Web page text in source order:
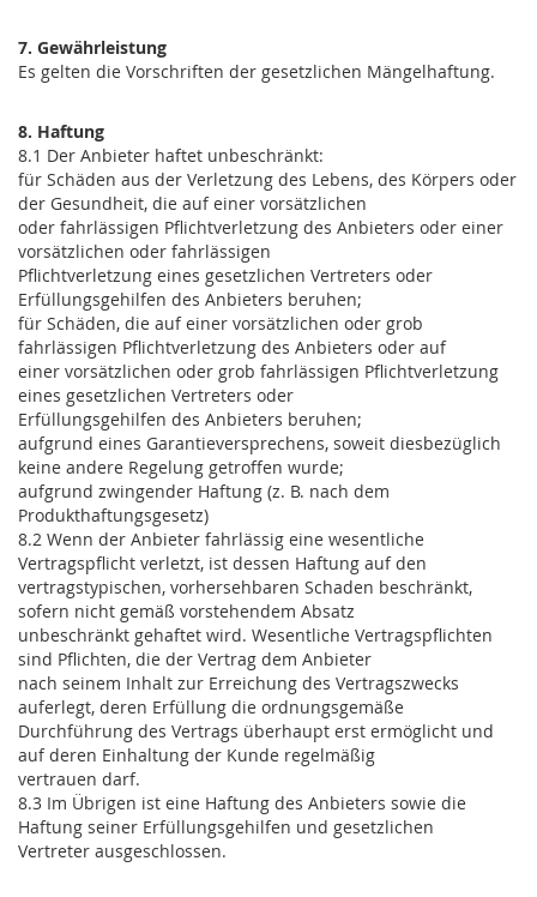
7. Gewährleistung
Es gelten die Vorschriften der gesetzlichen Mängelhaftung.
8. Haftung
8.1 Der Anbieter haftet unbeschränkt:
für Schäden aus der Verletzung des Lebens, des Körpers oder
der Gesundheit, die auf einer vorsätzlichen
oder fahrlässigen Pflichtverletzung des Anbieters oder einer
vorsätzlichen oder fahrlässigen
Pflichtverletzung eines gesetzlichen Vertreters oder
Erfüllungsgehilfen des Anbieters beruhen;
für Schäden, die auf einer vorsätzlichen oder grob
fahrlässigen Pflichtverletzung des Anbieters oder auf
einer vorsätzlichen oder grob fahrlässigen Pflichtverletzung
eines gesetzlichen Vertreters oder
Erfüllungsgehilfen des Anbieters beruhen;
aufgrund eines Garantieversprechens, soweit diesbezüglich
keine andere Regelung getroffen wurde;
aufgrund zwingender Haftung (z. B. nach dem
Produkthaftungsgesetz)
8.2 Wenn der Anbieter fahrlässig eine wesentliche
Vertragspflicht verletzt, ist dessen Haftung auf den
vertragstypischen, vorhersehbaren Schaden beschränkt,
sofern nicht gemäß vorstehendem Absatz
unbeschränkt gehaftet wird. Wesentliche Vertragspflichten
sind Pflichten, die der Vertrag dem Anbieter
nach seinem Inhalt zur Erreichung des Vertragszwecks
auferlegt, deren Erfüllung die ordnungsgemäße
Durchführung des Vertrags überhaupt erst ermöglicht und
auf deren Einhaltung der Kunde regelmäßig
vertrauen darf.
8.3 Im Übrigen ist eine Haftung des Anbieters sowie die
Haftung seiner Erfüllungsgehilfen und gesetzlichen
Vertreter ausgeschlossen.